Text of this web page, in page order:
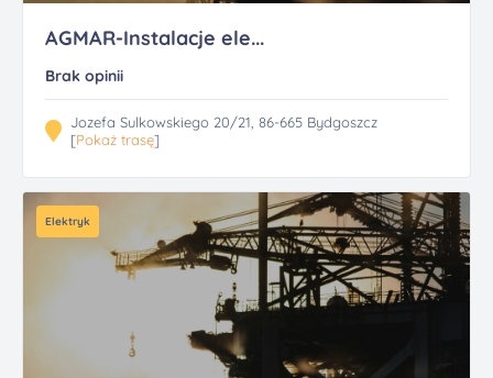
AGMAR-Instalacje ele...
Brak opinii
Jozefa Sulkowskiego 20/21, 86-665 Bydgoszcz
[Pokaż trasę]
Elektryk